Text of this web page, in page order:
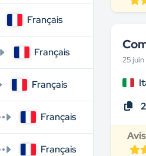
Français
Français
Français
Français
Français
25